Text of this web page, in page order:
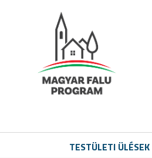
TESTÜLETI